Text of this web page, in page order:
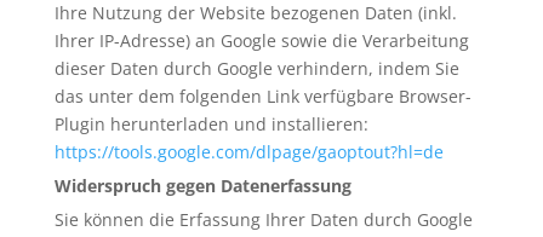
Ihre Nutzung der Website bezogenen Daten (inkl.
Ihrer IP-Adresse) an Google sowie die Verarbeitung
dieser Daten durch Google verhindern, indem Sie
das unter dem folgenden Link verfügbare Browser-
Plugin herunterladen und installieren:
https://tools.google.com/dlpage/gaoptout?hl=de
Widerspruch gegen Datenerfassung
Sie können die Erfassung Ihrer Daten durch Google